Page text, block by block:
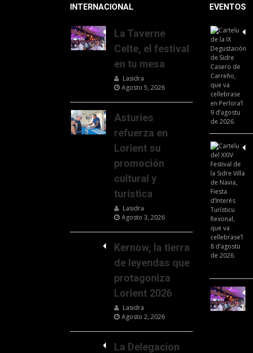
INTERNACIONAL
La Taverne
Celte, el festival
en tu mesa
Lasidra
Agosto 5, 2026
Asturies
refuerza en
Lorient su
promoción
cultural y
turística
Lasidra
Agosto 3, 2026
Kernow, la tierra
de leyendas que
protagoniza
Lorient 2026
Lasidra
Agosto 2, 2026
La Delegacion
EVENTOS